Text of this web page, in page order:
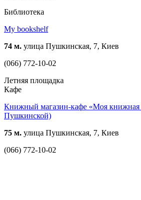
Библиотека
My bookshelf
74 м. улица Пушкинская, 7, Киев
(066) 772-10-02
Летняя площадка
Кафе
Книжный магазин-кафе «Моя книжная
Пушкинской)
75 м. улица Пушкинская, 7, Киев
(066) 772-10-02